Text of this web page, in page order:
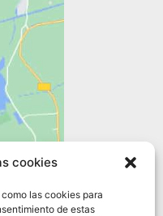
cookies
las cookies para
de estas